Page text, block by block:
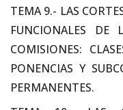
TEMA 9.- LAS
FUNCIONALES DE
COMISIONES:
PONENCIAS Y
PERMANENTES.